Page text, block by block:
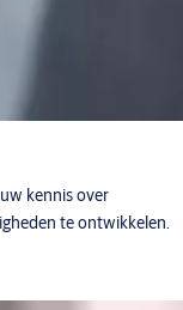
kennis over
te ontwikkelen.